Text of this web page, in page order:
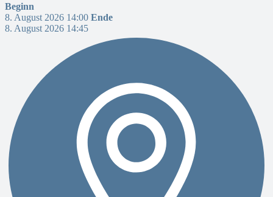
Beginn
8. August 2026 14:00 Ende
8. August 2026 14:45